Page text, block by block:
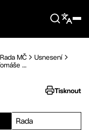
Rada MČ
Usnesení
...
Tisknout
Rada